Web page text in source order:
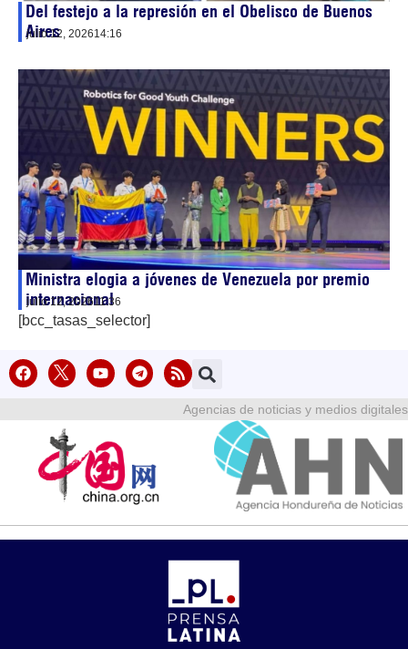
Del festejo a la represión en el Obelisco de Buenos
Aires
julio 12, 202614:16
Ministra elogia a jóvenes de Venezuela por premio
internacional
julio 12, 202611:36
[bcc_tasas_selector]
Agencias de noticias y medios digitales